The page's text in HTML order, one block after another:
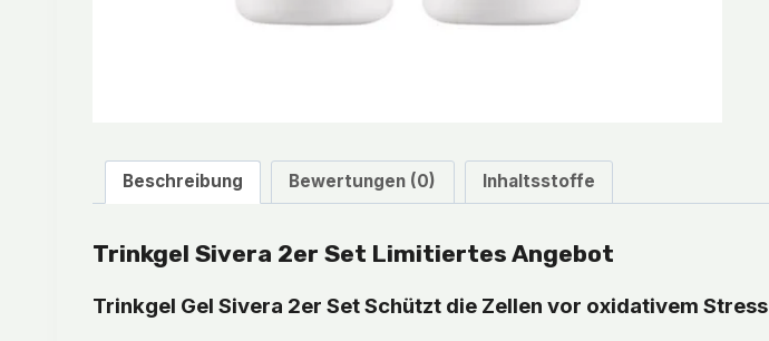
Beschreibung Bewertungen (0) Inhaltsstoffe
Trinkgel Sivera 2er Set Limitiertes Angebot
Trinkgel Gel Sivera 2er Set Schützt die Zellen vor oxidativem Stress